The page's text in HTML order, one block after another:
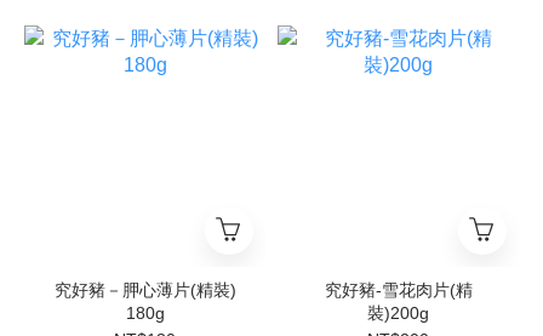
究好豬－胛心薄片(精裝)
180g
究好豬-雪花肉片(精
裝)200g